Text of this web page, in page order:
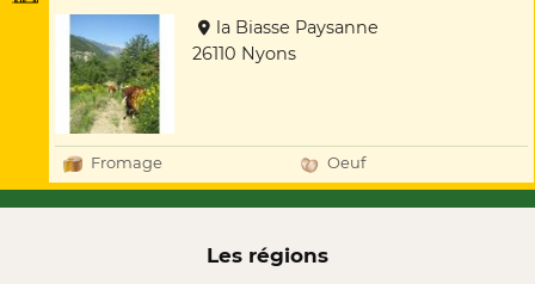
la Biasse Paysanne
26110 Nyons
Fromage Oeuf
Les régions